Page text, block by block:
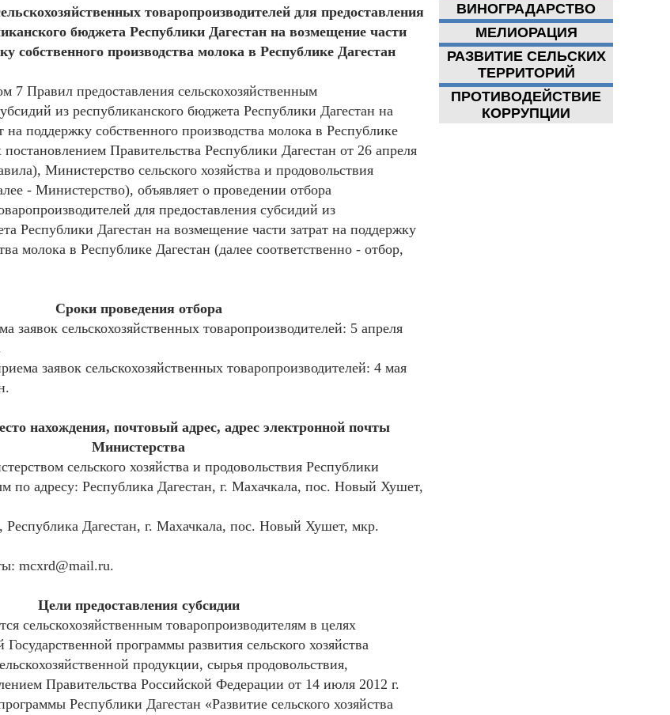
ВИНОГРАДАРСТВО
МЕЛИОРАЦИЯ
РАЗВИТИЕ СЕЛЬСКИХ
ТЕРРИТОРИЙ
ПРОТИВОДЕЙСТВИЕ
КОРРУПЦИИ
товаропроизводителей для предоставления
бюджета Республики Дагестан на возмещение части
собственного производства молока в Республике Дагестан
7 Правил предоставления сельскохозяйственным
из республиканского бюджета Республики Дагестан на
на поддержку собственного производства молока в Республике
Правительства Республики Дагестан от 26 апреля
Министерство сельского хозяйства и продовольствия
- Министерство), объявляет о проведении отбора
для предоставления субсидий из
Республики Дагестан на возмещение части затрат на поддержку
молока в Республике Дагестан (далее соответственно - отбор,
Сроки проведения отбора
заявок сельскохозяйственных товаропроизводителей: 5 апреля
заявок сельскохозяйственных товаропроизводителей: 4 мая
нахождения, почтовый адрес, адрес электронной почты
Министерства
сельского хозяйства и продовольствия Республики
по адресу: Республика Дагестан, г. Махачкала, пос. Новый Хушет,
Республика Дагестан, г. Махачкала, пос. Новый Хушет, мкр.
mcxrd@mail.ru.
Цели предоставления субсидии
сельскохозяйственным товаропроизводителям в целях
программы развития сельского хозяйства
продукции, сырья продовольствия,
Правительства Российской Федерации от 14 июля 2012 г.
Республики Дагестан «Развитие сельского хозяйства